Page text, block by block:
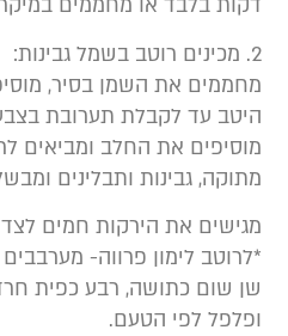
בלבד או מחממים במיקרוגל.
את השמן בסיר,
עד לקבלת תערובת בצבע
את החלב ומביאים
גבינות ותבלינים
את הירקות חמים לצד
לפי הטעם.